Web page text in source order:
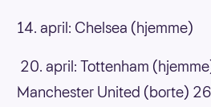
14. april: Chelsea (hjemme)
20. april: Tottenham
Manchester United (borte)